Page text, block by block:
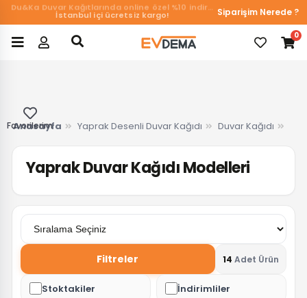
İstanbul içi ücretsiz kargo!
Du&Ka Duvar Kağıtlarında online özel %10 indirim! Siparişim Nerede ?
Favorilerim
0
Anasayfa Yaprak Desenli Duvar Kağıdı Duvar Kağıdı
Yaprak Duvar Kağıdı Modelleri
Filtreler 14 Adet Ürün
Stoktakiler İndirimliler